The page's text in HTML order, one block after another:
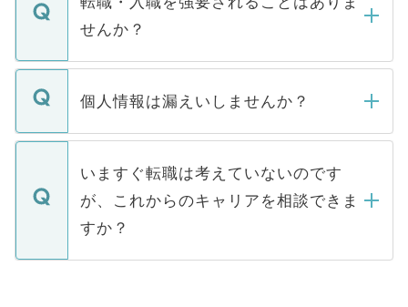
い。
けない「非公開求人」です。非公開求人は
下記の理由によって、一般には公開してい
ません。
■応募殺到を避けるため 人気のある医療機
関を公にしてしまうと、応募が殺到する場
に、医療機関が求める条件に合った人材の
みを人材紹介会社に依頼するケースが増え
ています。
せんか？
転職・入職を強要することは一切ありませ
ん。また、仮に応募先から内定をいただい
定を承諾する必要はありません。内定先へ
の辞退の連絡はキャリアパートナーが行い
ますので、ご安心ください。
個人情報は漏えいしませんか？
個人情報が漏えいすることはありませんの
で、ご安心ください。当サイトからの登録
などで収集したご登録者様の個人情報は、
ご本人のキャリアアップおよび転職活動の
支援を目的に使用いたします。お預かりし
ているすべての個人データはご本人の許可
いますぐ転職は考えていないのです
が、これからのキャリアを相談できま
すか？